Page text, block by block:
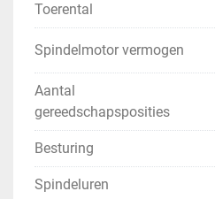
Toerental
Spindelmotor vermogen
Aantal
gereedschapsposities
Besturing
Spindeluren